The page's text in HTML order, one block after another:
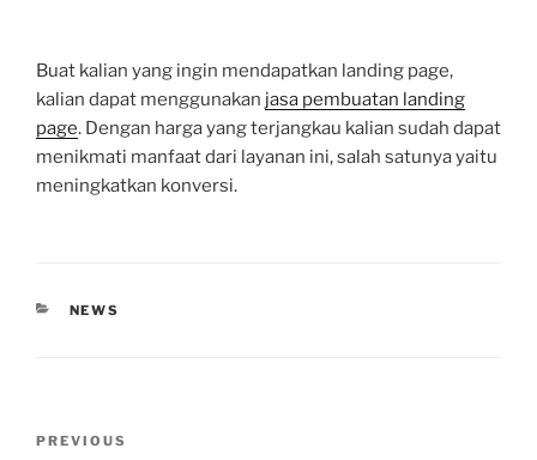
Buat kalian yang ingin mendapatkan landing page,
kalian dapat menggunakan jasa pembuatan landing
page. Dengan harga yang terjangkau kalian sudah dapat
menikmati manfaat dari layanan ini, salah satunya yaitu
meningkatkan konversi.
CATEGORIES
NEWS
Previous
PREVIOUS